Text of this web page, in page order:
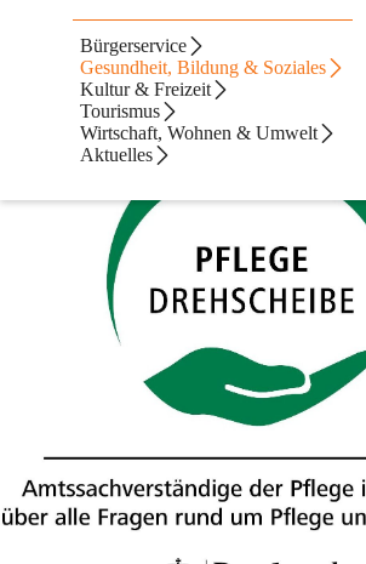
Bürgerservice
Gesundheit, Bildung & Soziales
Kultur & Freizeit
Tourismus
Wirtschaft, Wohnen & Umwelt
Aktuelles
Pflegedrehscheibe
des Landes Steiermark
Information, Beratung, Unterstützung